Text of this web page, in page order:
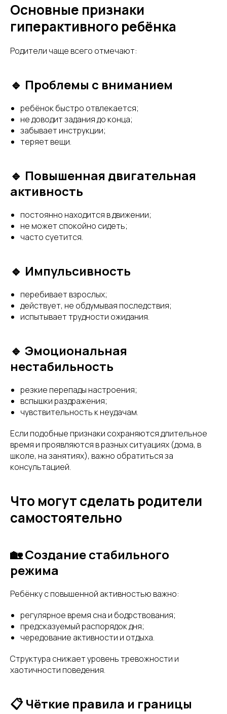
Основные признаки
гиперактивного ребёнка
Родители чаще всего отмечают:
🔹 Проблемы с вниманием
ребёнок быстро отвлекается;
не доводит задания до конца;
забывает инструкции;
теряет вещи.
🔹 Повышенная двигательная
активность
постоянно находится в движении;
не может спокойно сидеть;
часто суетится.
🔹 Импульсивность
перебивает взрослых;
действует, не обдумывая последствия;
испытывает трудности ожидания.
🔹 Эмоциональная
нестабильность
резкие перепады настроения;
вспышки раздражения;
чувствительность к неудачам.
Если подобные признаки сохраняются длительное
время и проявляются в разных ситуациях (дома, в
школе, на занятиях), важно обратиться за
консультацией.
Что могут сделать родители
самостоятельно
🏡 Создание стабильного
режима
Ребёнку с повышенной активностью важно:
регулярное время сна и бодрствования;
предсказуемый распорядок дня;
чередование активности и отдыха.
Структура снижает уровень тревожности и
хаотичности поведения.
📋 Чёткие правила и границы